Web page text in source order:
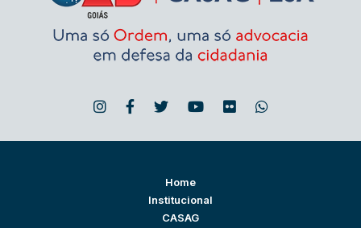
Home
Institucional
CASAG